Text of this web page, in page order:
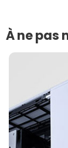
À ne pas